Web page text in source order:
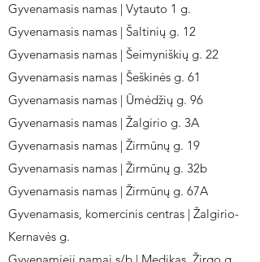
Gyvenamasis namas | Vytauto 1 g.
Gyvenamasis namas | Šaltinių g. 12
Gyvenamasis namas | Šeimyniškių g. 22
Gyvenamasis namas | Šeškinės g. 61
Gyvenamasis namas | Ūmėdžių g. 96
Gyvenamasis namas | Žalgirio g. 3A
Gyvenamasis namas | Žirmūnų g. 19
Gyvenamasis namas | Žirmūnų g. 32b
Gyvenamasis namas | Žirmūnų g. 67A
Gyvenamasis, komercinis centras | Žalgirio-
Kernavės g.